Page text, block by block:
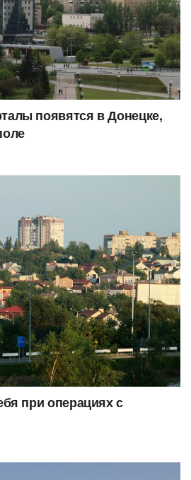
появятся в Донецке,
при операциях с